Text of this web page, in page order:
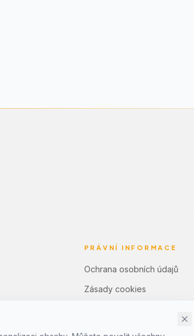
PRÁVNÍ INFORMACE
Ochrana osobních údajů
Zásady cookies